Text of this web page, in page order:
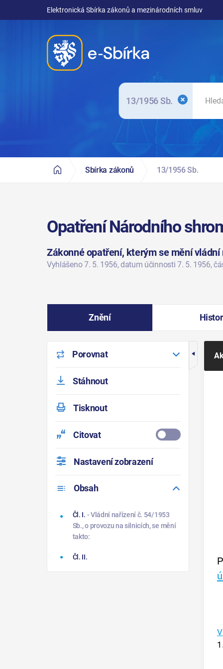
Elektronická Sbírka zákonů a mezinárodních smluv
13/1956 Sb.
Sbírka zákonů 13/1956 Sb.
Opatření Národního
Zákonné opatření, kterým se mění
Vyhlášeno 7. 5. 1956, datum účinnosti 7. 5. 1956,
Znění
Porovnat
Stáhnout
Tisknout
Citovat
Nastavení zobrazení
Obsah
Čl. I. - Vládní nařízení č. 54/1953
Sb., o provozu na silnicích, se mění
takto:
Čl. II.